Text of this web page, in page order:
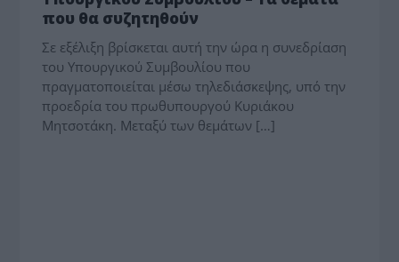
που θα συζητηθούν
Σε εξέλιξη βρίσκεται αυτή την ώρα η συνεδρίαση
του Υπουργικού Συμβουλίου που
πραγματοποιείται μέσω τηλεδιάσκεψης, υπό την
προεδρία του πρωθυπουργού Κυριάκου
Μητσοτάκη. Μεταξύ των θεμάτων […]